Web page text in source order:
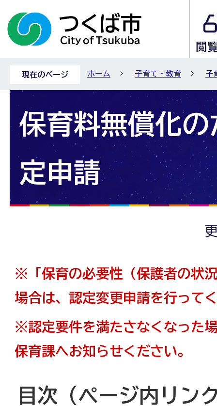
現在のページ ホーム 子育て・教育 子
保育料無償化の
定申請
※「保育の必要性（保護者の状
場合は、認定変更申請を行って
※認定要件を満たさなくなった
保育課へお知らせください。
目次（ページ内リン